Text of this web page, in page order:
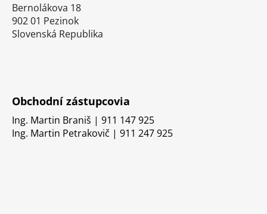
Bernolákova 18
902 01 Pezinok
Slovenská Republika
Obchodní zástupcovia
Ing. Martin Braniš | 911 147 925
Ing. Martin Petrakovič | 911 247 925